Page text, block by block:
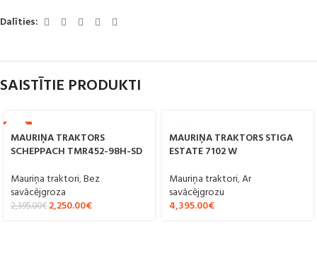
Dalīties:
SAISTĪTIE PRODUKTI
MAURIŅA TRAKTORS
SCHEPPACH TMR452-98H-SD
Mauriņa traktori,Bez
savācējgroza
2,395.00€ 2,250.00€
MAURIŅA TRAKTORS STIGA
ESTATE 7102 W
Mauriņa traktori,Ar
savācējgrozu
4,395.00€